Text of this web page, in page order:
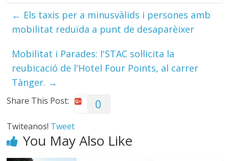
← Els taxis per a minusvàlids i persones amb
mobilitat reduïda a punt de desaparèixer
Mobilitat i Parades: l'STAC sol·licita la
reubicació de l'Hotel Four Points, al carrer
Tànger. →
Share This Post: 0
Twiteanos! Tweet
You May Also Like